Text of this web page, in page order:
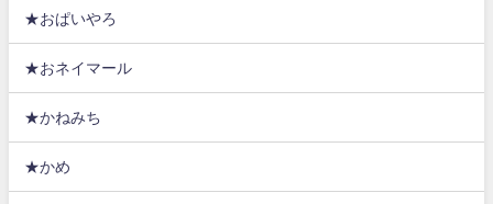
★おぱいやろ
★おネイマール
★かねみち
★かめ